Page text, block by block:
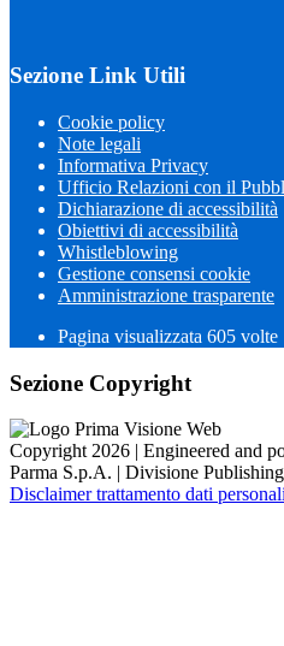
Sezione Link Utili
Cookie policy
Note legali
Informativa Privacy
Ufficio Relazioni con il
Dichiarazione di accessibilità
Obiettivi di accessibilità
Whistleblowing
Gestione consensi cookie
Amministrazione trasparente
Pagina visualizzata 605 volte
Sezione Copyright
Copyright 2026 | Engineered and
Parma S.p.A. | Divisione
Disclaimer trattamento dati